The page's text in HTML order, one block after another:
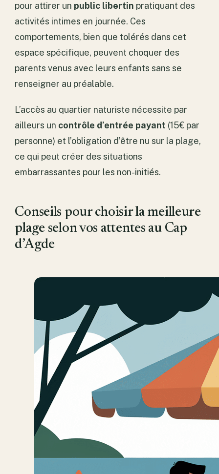
pour attirer un public libertin pratiquant des
activités intimes en journée. Ces
comportements, bien que tolérés dans cet
espace spécifique, peuvent choquer des
parents venus avec leurs enfants sans se
renseigner au préalable.
L’accès au quartier naturiste nécessite par
ailleurs un contrôle d’entrée payant (15€ par
personne) et l’obligation d’être nu sur la plage,
ce qui peut créer des situations
embarrassantes pour les non-initiés.
Conseils pour choisir la meilleure
plage selon vos attentes au Cap
d’Agde